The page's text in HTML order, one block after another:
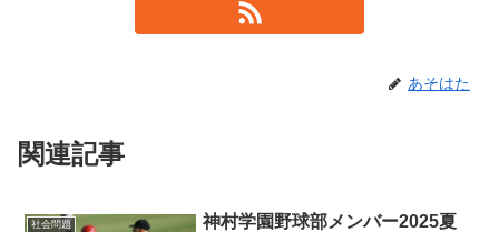
あそはた
関連記事
社会問題
神村学園野球部メンバー2025夏